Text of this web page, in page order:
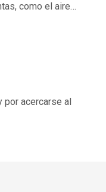
como el aire…
por acercarse al